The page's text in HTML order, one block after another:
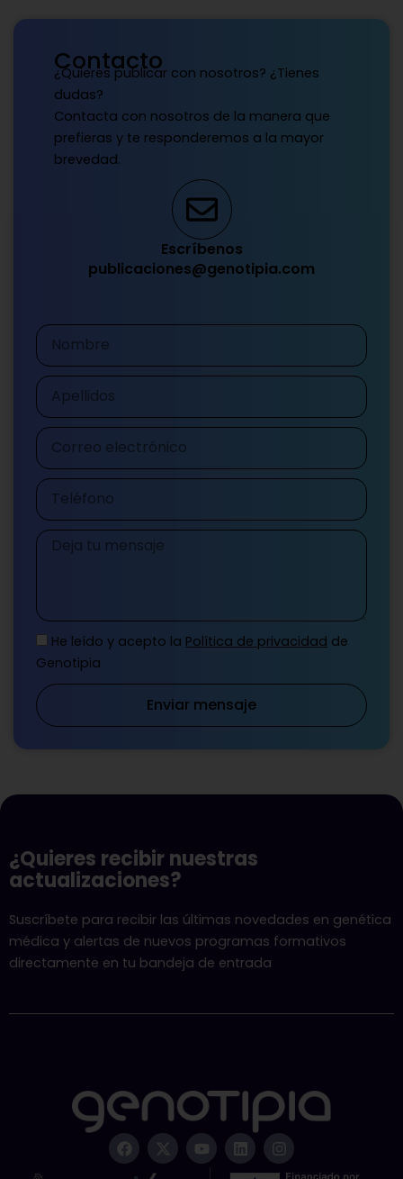
Contacto
¿Quieres publicar con nosotros? ¿Tienes
dudas?
Contacta con nosotros de la manera que
prefieras y te responderemos a la mayor
brevedad.
Escríbenos
publicaciones@genotipia.com
Nombre
Apellidos
Correo
electrónico
Teléfono
Mensaje
He leído y acepto la Política de privacidad de
Genotipia
Enviar mensaje
¿Quieres recibir nuestras
actualizaciones?
Suscríbete para recibir las últimas novedades en genética
médica y alertas de nuevos programas formativos
directamente en tu bandeja de entrada
F
a
c
X
-
t
Y
o
u
L
i
n
I
n
s